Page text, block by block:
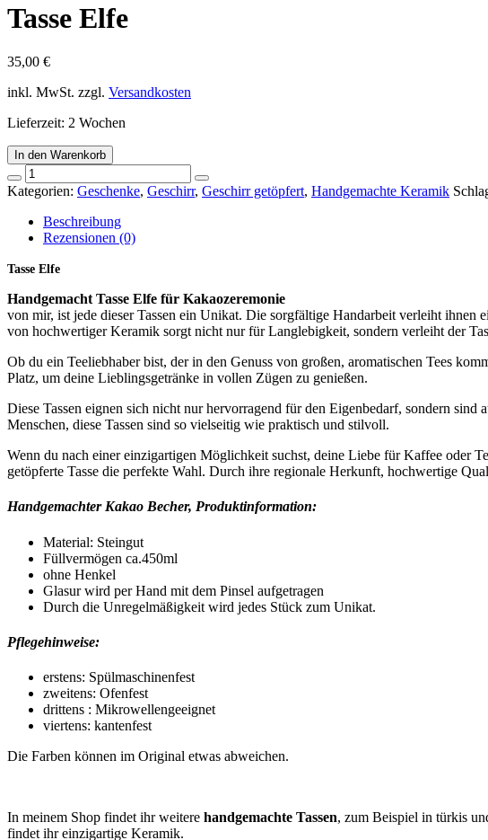
Tasse Elfe
35,00 €
inkl. MwSt. zzgl. Versandkosten
Lieferzeit: 2 Wochen
In den Warenkorb
Tasse
Elfe
Menge
Kategorien: Geschenke, Geschirr, Geschirr getöpfert, Handgemachte Keramik
Beschreibung
Rezensionen (0)
Tasse Elfe
Handgemacht Tasse Elfe für Kakaozeremonie
von mir, ist jede dieser Tassen ein Unikat. Die sorgfältige Handarbeit verleiht
von hochwertiger Keramik sorgt nicht nur für Langlebigkeit, sondern verleiht der
Ob du ein Teeliebhaber bist, der in den Genuss von großen, aromatischen Tees
Platz, um deine Lieblingsgetränke in vollen Zügen zu genießen.
Diese Tassen eignen sich nicht nur hervorragend für den Eigenbedarf, sondern
Menschen, diese Tassen sind so vielseitig wie praktisch und stilvoll.
Wenn du nach einer einzigartigen Möglichkeit suchst, deine Liebe für Kaffee oder
getöpferte Tasse die perfekte Wahl. Durch ihre regionale Herkunft, hochwertige
Handgemachter Kakao Becher, Produktinformation:
Material: Steingut
Füllvermögen ca.450ml
ohne Henkel
Glasur wird per Hand mit dem Pinsel aufgetragen
Durch die Unregelmäßigkeit wird jedes Stück zum Unikat.
Pflegehinweise:
erstens: Spülmaschinenfest
zweitens: Ofenfest
drittens : Mikrowellengeeignet
viertens: kantenfest
Die Farben können im Original etwas abweichen.
In meinem Shop findet ihr weitere handgemachte Tassen, zum Beispiel in türkis
findet ihr einzigartige Keramik.